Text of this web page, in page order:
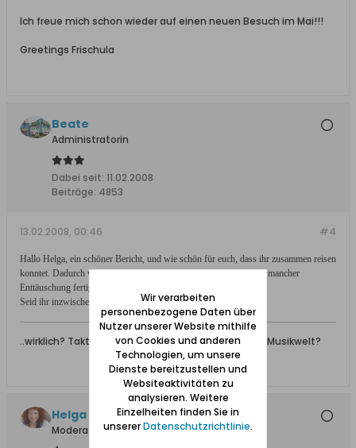
Ich freue mich schon wieder auf einen neuen Besuch im Mai!!!
Greetings Frischula
Beate
Administratorin
Dabei seit: 11.02.2008
Beiträge: 4853
#4
13.02.2008, 00:46
Hallo Helga, ein schöner Bericht, und wie schön für euch, dass ihr zusammen reisen
konntet. Dadurch war es sicher für deinen Vater auch leichter, mit mancher
Enttäuschung fertig zu werden.
Seid ihr inzwischen noch mal in Danzig gewesen?
..wirklich? Taktgefühl ist nicht nur ein Begriff in der Musikwelt?
Helga +, Ehrenmitglied
Moderatorin
Wir verarbeiten
personenbezogene Daten über
Nutzer unserer Website mithilfe
von Cookies und anderen
Technologien, um unsere
Dienste bereitzustellen und
Websiteaktivitäten zu
analysieren. Weitere
Einzelheiten finden Sie in
unsererDatenschutzrichtlinie.